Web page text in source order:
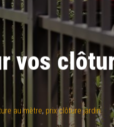
vos
au mètre, prix clôture jardin